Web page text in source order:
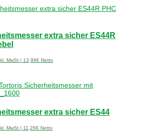
extra sicher ES44R
MwSt |13,99€ Netto
extra sicher ES44
MwSt | 11,26€ Netto